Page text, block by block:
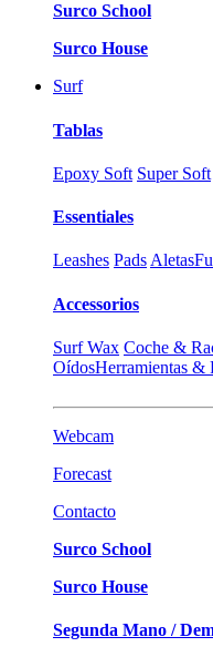
Surco School
Surco House
Surf
Tablas
Epoxy Soft Super Soft
Essentiales
Leashes Pads Aletas
Accessorios
Surf Wax Coche &
OídosHerramientas &
Webcam
Forecast
Contacto
Surco School
Surco House
Segunda Mano /